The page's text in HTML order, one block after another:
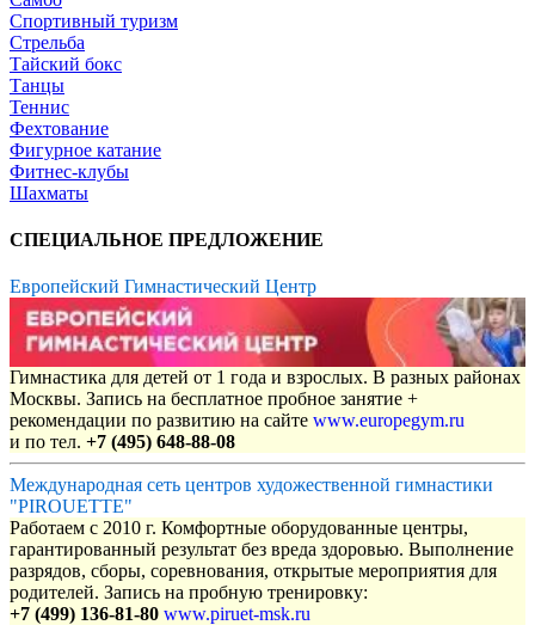
Спортивный туризм
Стрельба
Тайский бокс
Танцы
Теннис
Фехтование
Фигурное катание
Фитнес-клубы
Шахматы
СПЕЦИАЛЬНОЕ ПРЕДЛОЖЕНИЕ
Европейский Гимнастический Центр
Гимнастика для детей от 1 года и взрослых. В разных районах
Москвы. Запись на бесплатное пробное занятие +
рекомендации по развитию на сайте www.europegym.ru
и по тел. +7 (495) 648-88-08
Международная сеть центров художественной гимнастики
"PIROUETTE"
Работаем с 2010 г. Комфортные оборудованные центры,
гарантированный результат без вреда здоровью. Выполнение
разрядов, сборы, соревнования, открытые мероприятия для
родителей. Запись на пробную тренировку:
+7 (499) 136-81-80 www.piruet-msk.ru